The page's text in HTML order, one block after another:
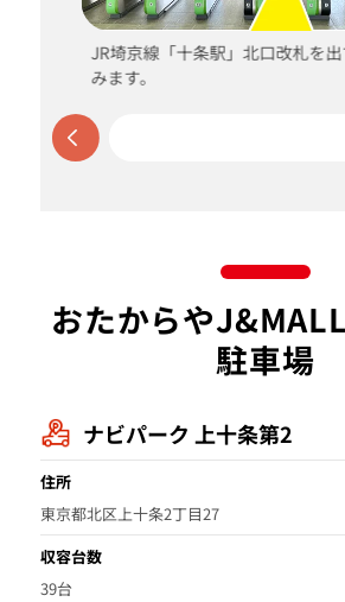
JR埼京線「十条駅」北口改札を
みます。
おたからや
駐車場
ナビパーク 上十条第2
住所
東京都北区上十条2丁目27
収容台数
39台